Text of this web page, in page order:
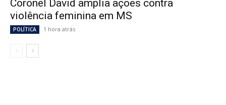
Coronel David amplia ações contra
violência feminina em MS
POLÍTICA 1 hora atrás